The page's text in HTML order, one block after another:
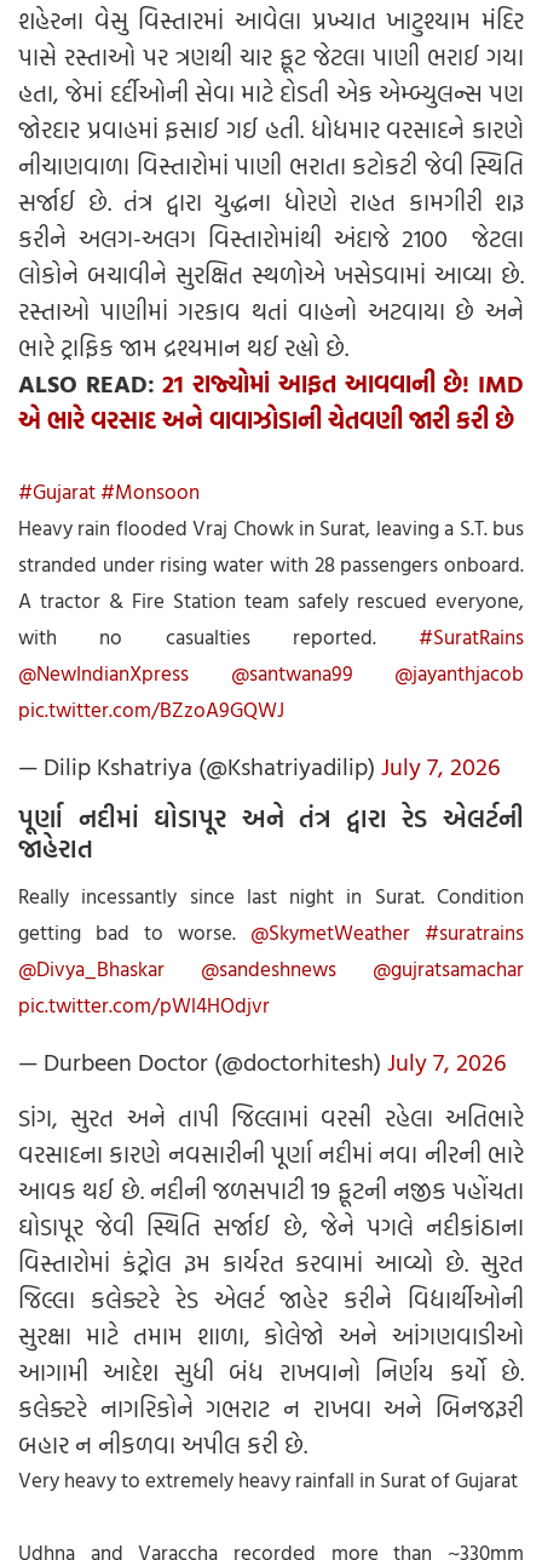
શહેરના વેસુ વિસ્તારમાં આવેલા પ્રખ્યાત ખાટુશ્યામ મંદિર
પાસે રસ્તાઓ પર ત્રણથી ચાર ફૂટ જેટલા પાણી ભરાઈ ગયા
હતા, જેમાં દર્દીઓની સેવા માટે દોડતી એક એમ્બ્યુલન્સ પણ
જોરદાર પ્રવાહમાં ફસાઈ ગઈ હતી. ધોધમાર વરસાદને કારણે
નીચાણવાળા વિસ્તારોમાં પાણી ભરાતા કટોકટી જેવી સ્થિતિ
સર્જાઈ છે. તંત્ર દ્વારા યુદ્ધના ધોરણે રાહત કામગીરી શરૂ
કરીને અલગ-અલગ વિસ્તારોમાંથી અંદાજે 2100 જેટલા
લોકોને બચાવીને સુરક્ષિત સ્થળોએ ખસેડવામાં આવ્યા છે.
રસ્તાઓ પાણીમાં ગરકાવ થતાં વાહનો અટવાયા છે અને
ભારે ટ્રાફિક જામ દ્રશ્યમાન થઈ રહ્યો છે.
ALSO READ:21 રાજ્યોમાં આફત આવવાની છે! IMD
એ ભારે વરસાદ અને વાવાઝોડાની ચેતવણી જારી કરી છે
#Gujarat#Monsoon
Heavy rain flooded Vraj Chowk in Surat, leaving a S.T. bus
stranded under rising water with 28 passengers onboard.
A tractor & Fire Station team safely rescued everyone,
with no casualties reported. #SuratRains
@NewIndianXpress
@santwana99
@jayanthjacob
pic.twitter.com/BZzoA9GQWJ
— Dilip Kshatriya (@Kshatriyadilip) July 7, 2026
પૂર્ણા નદીમાં ઘોડાપૂર અને તંત્ર દ્વારા રેડ એલર્ટની
જાહેરાત
Really incessantly since last night in Surat. Condition
getting bad to worse. @SkymetWeather #suratrains
@Divya_Bhaskar
@sandeshnews
@gujratsamachar
pic.twitter.com/pWl4HOdjvr
— Durbeen Doctor (@doctorhitesh) July 7, 2026
ડાંગ, સુરત અને તાપી જિલ્લામાં વરસી રહેલા અતિભારે
વરસાદના કારણે નવસારીની પૂર્ણા નદીમાં નવા નીરની ભારે
આવક થઈ છે. નદીની જળસપાટી 19 ફૂટની નજીક પહોંચતા
ઘોડાપૂર જેવી સ્થિતિ સર્જાઈ છે, જેને પગલે નદીકાંઠાના
વિસ્તારોમાં કંટ્રોલ રૂમ કાર્યરત કરવામાં આવ્યો છે. સુરત
જિલ્લા કલેક્ટરે રેડ એલર્ટ જાહેર કરીને વિદ્યાર્થીઓની
સુરક્ષા માટે તમામ શાળા, કોલેજો અને આંગણવાડીઓ
આગામી આદેશ સુધી બંધ રાખવાનો નિર્ણય કર્યો છે.
કલેક્ટરે નાગરિકોને ગભરાટ ન રાખવા અને બિનજરૂરી
બહાર ન નીકળવા અપીલ કરી છે.
Very heavy to extremely heavy rainfall in Surat of Gujarat
Udhna and Varaccha recorded more than ~330mm